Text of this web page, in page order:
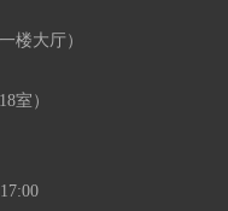
楼大厅）
室）